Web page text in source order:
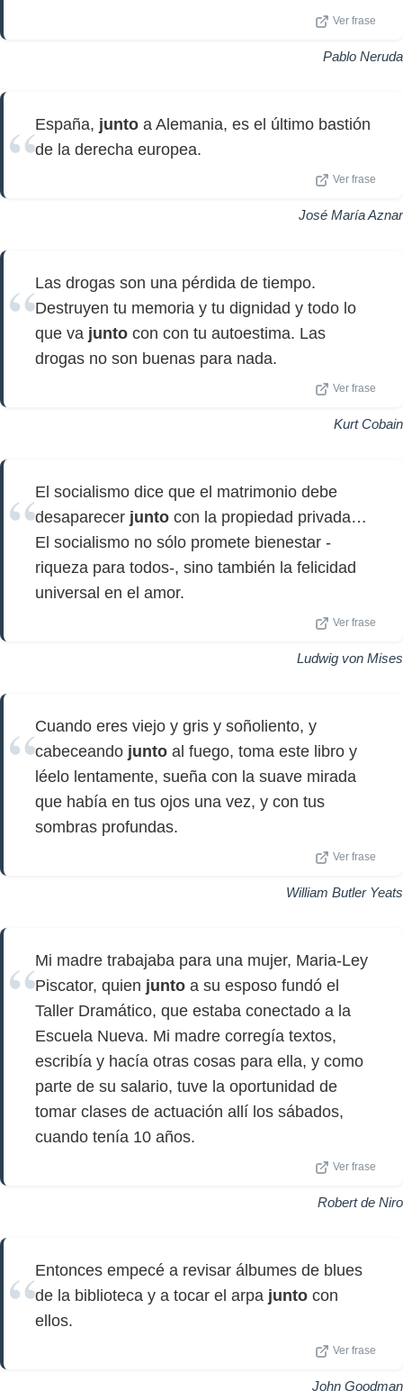
Ver frase
Pablo Neruda
España, junto a Alemania, es el último bastión
de la derecha europea.
Ver frase
José María Aznar
Las drogas son una pérdida de tiempo.
Destruyen tu memoria y tu dignidad y todo lo
que va junto con con tu autoestima. Las
drogas no son buenas para nada.
Ver frase
Kurt Cobain
El socialismo dice que el matrimonio debe
desaparecer junto con la propiedad privada…
El socialismo no sólo promete bienestar -
riqueza para todos-, sino también la felicidad
universal en el amor.
Ver frase
Ludwig von Mises
Cuando eres viejo y gris y soñoliento, y
cabeceando junto al fuego, toma este libro y
léelo lentamente, sueña con la suave mirada
que había en tus ojos una vez, y con tus
sombras profundas.
Ver frase
William Butler Yeats
Mi madre trabajaba para una mujer, Maria-Ley
Piscator, quien junto a su esposo fundó el
Taller Dramático, que estaba conectado a la
Escuela Nueva. Mi madre corregía textos,
escribía y hacía otras cosas para ella, y como
parte de su salario, tuve la oportunidad de
tomar clases de actuación allí los sábados,
cuando tenía 10 años.
Ver frase
Robert de Niro
Entonces empecé a revisar álbumes de blues
de la biblioteca y a tocar el arpa junto con
ellos.
Ver frase
John Goodman